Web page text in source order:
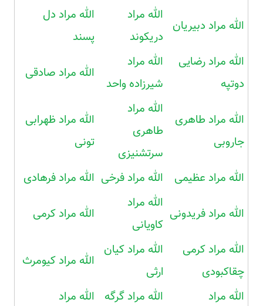
الله مراد دبیریان
الله مراد
دریکوند
الله مراد دل
پسند
الله مراد رضایی
دوتپه
الله مراد
شیرزاده واحد
الله مراد صادقی
الله مراد طاهری
جاروبی
الله مراد
طاهری
سرتشنیزی
الله مراد ظهرابی
تونی
الله مراد عظیمی الله مراد فرخی الله مراد فرهادی
الله مراد فریدونی
الله مراد
کاویانی
الله مراد کرمی
الله مراد کرمی
چقاکبودی
الله مراد کیان
ارثی
الله مراد کیومرث
الله مراد
الله مراد گرگه
الله مراد